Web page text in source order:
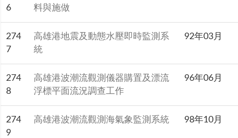
6
料與施做
274
7
高雄港地震及動態水壓即時監測系
統
92年03月
274
8
高雄港波潮流觀測儀器購置及漂流
浮標平面流況調查工作
96年06月
274
9
高雄港波潮流觀測海氣象監測系統 98年10月